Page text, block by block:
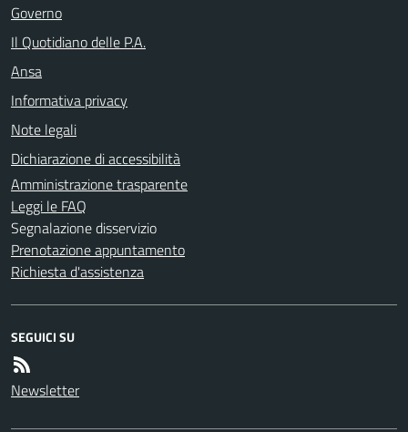
Governo
Il Quotidiano delle P.A.
Ansa
Informativa privacy
Note legali
Dichiarazione di accessibilità
Amministrazione trasparente
Leggi le FAQ
Segnalazione disservizio
Prenotazione appuntamento
Richiesta d'assistenza
SEGUICI SU
Newsletter